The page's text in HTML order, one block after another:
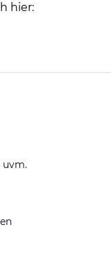
hier:
uvm.